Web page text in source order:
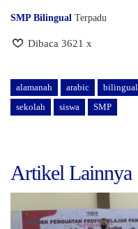
SMP Bilingual Terpadu
Dibaca 3621 x
alamanah arabic bilingual
sekolah
siswa SMP
Artikel Lainnya